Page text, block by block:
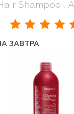
Shampoo ,
ЗАВТРА